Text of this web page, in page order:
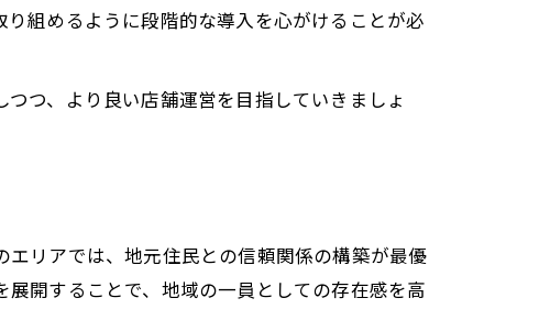
組めるように段階的な導入を心がけることが必
つ、より良い店舗運営を目指していきましょ
リアでは、地元住民との信頼関係の構築が最優
開することで、地域の一員としての存在感を高